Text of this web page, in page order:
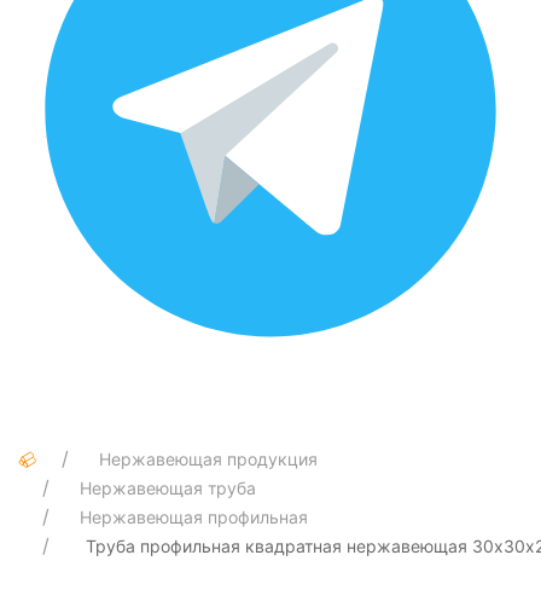
Нержавеющая продукция
Нержавеющая труба
Нержавеющая профильная
Труба профильная квадратная нержавеющая